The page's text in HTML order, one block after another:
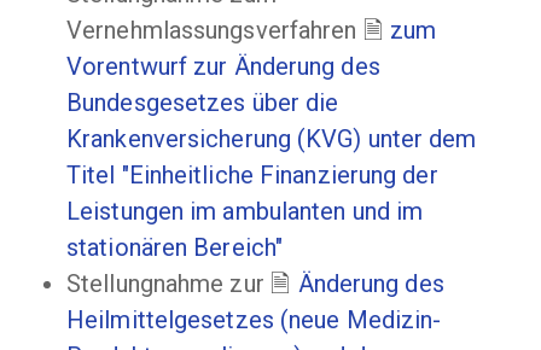
Vernehmlassungsverfahren
zum
Vorentwurf zur Änderung des
Bundesgesetzes über die
Krankenversicherung (KVG) unter dem
Titel "Einheitliche Finanzierung der
Leistungen im ambulanten und im
stationären Bereich"
Stellungnahme zur
Änderung des
Heilmittelgesetzes (neue Medizin-